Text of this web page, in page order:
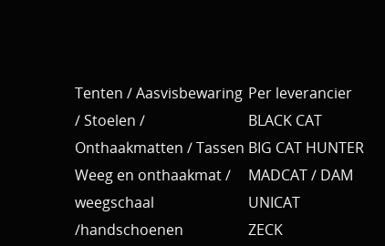
Tenten / Aasvisbewaring
/ Stoelen /
Onthaakmatten / Tassen
Weeg en onthaakmat /
weegschaal
/handschoenen
Per leverancier
BLACK CAT
BIG CAT HUNTER
MADCAT / DAM
UNICAT
ZECK